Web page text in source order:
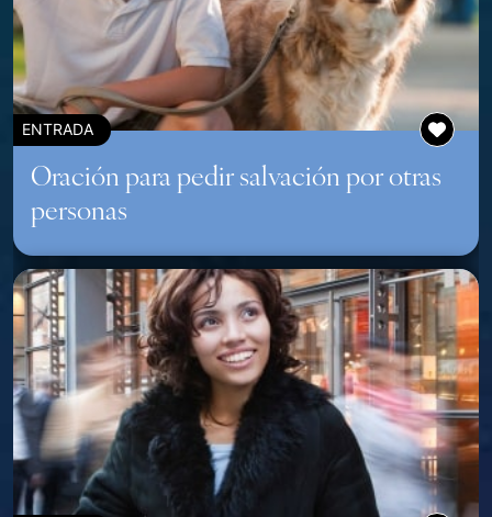
ENTRADA
Oración para pedir salvación por otras
personas